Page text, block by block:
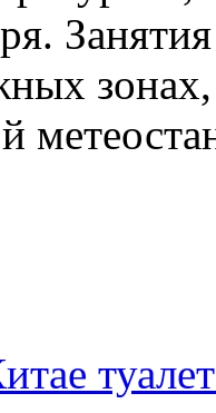
зонах,